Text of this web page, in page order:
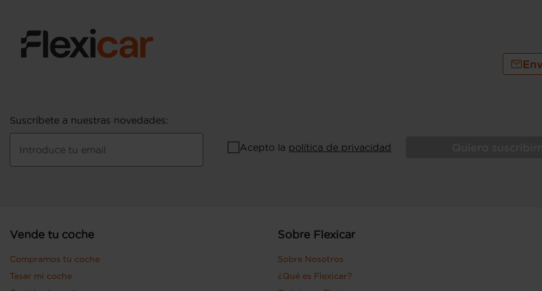
Suscríbete a nuestras novedades:
Introduce tu email Acepto la política de privacidad
Vende tu coche
Compramos tu coche
Tasar mi coche
Sobre Flexicar
Sobre Nosotros
¿Qué es Flexicar?